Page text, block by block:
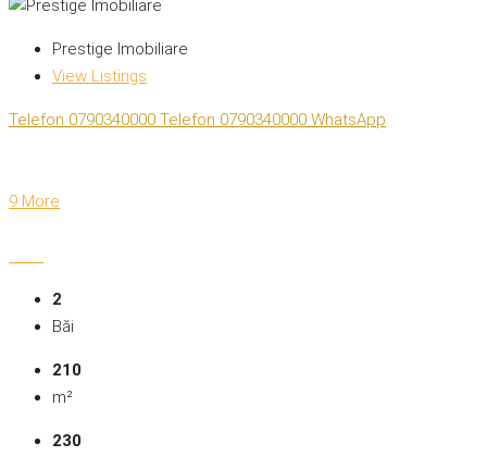
Prestige Imobiliare
View Listings
Telefon 0790340000 Telefon 0790340000 WhatsApp
9 More
2
Băi
210
m²
230